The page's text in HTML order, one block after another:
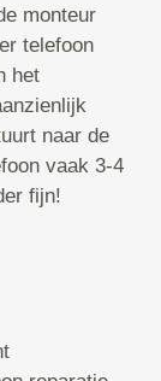
monteur
telefoon
het
naar de
vaak 3-4
fijn!